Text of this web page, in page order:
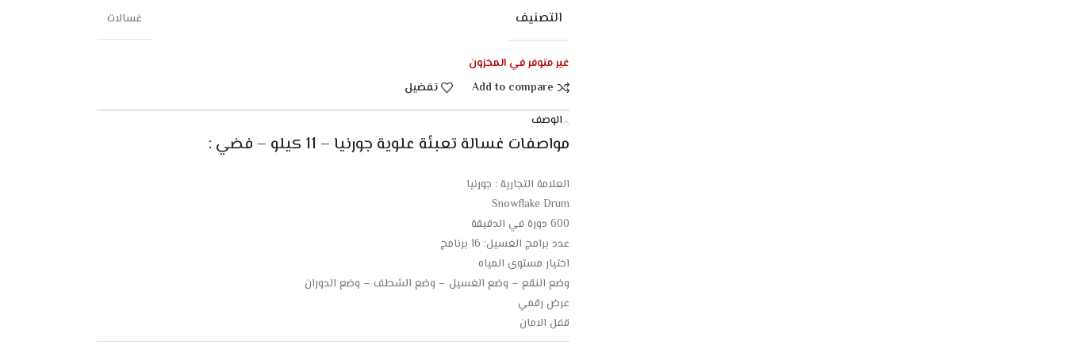
التصنيف غسالات
غير متوفر في المخزون
Add to compare
تفضيل
الوصف
مواصفات غسالة تعبئة علوية جورنيا – 11 كيلو – فضي :
العلامة التجارية : جورنيا
Snowflake Drum
600 دورة في الدقيقة
عدد برامج الغسيل: 16 برنامج
اختيار مستوى المياه
وضع النقع – وضع الغسيل – وضع الشطف – وضع الدوران
عرض رقمي
قفل الامان
الضبط المسبق لتأخير وقت البدء